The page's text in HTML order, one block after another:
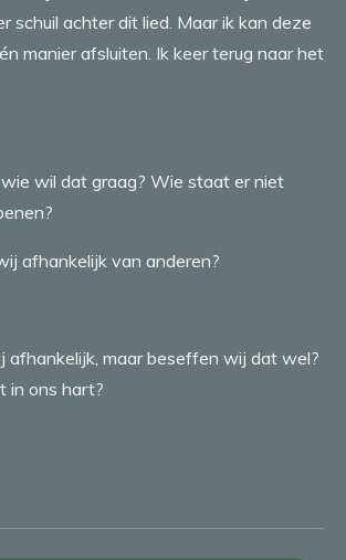
schuil achter dit lied. Maar ik kan deze
manier afsluiten. Ik keer terug naar het
wil dat graag? Wie staat er niet
afhankelijk van anderen?
afhankelijk, maar beseffen wij dat wel?
in ons hart?